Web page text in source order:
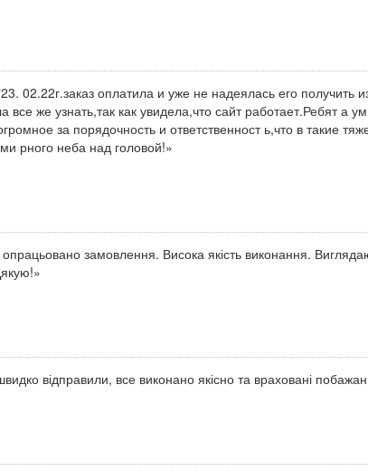
02.22г.заказ оплатила и уже не надеялась его получить
же узнать,так как увидела,что сайт работает.Ребят а
за порядочность и ответственност ь,что в такие
рного неба над головой!»
замовлення. Висока якість виконання.
відправили, все виконано якісно та враховані